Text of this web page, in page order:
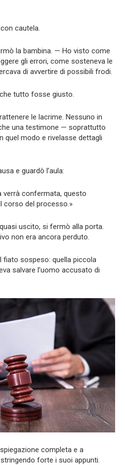
cautela.
la bambina. — Ho visto come
gli errori, come sosteneva le
di avvertire di possibili frodi.
tutto fosse giusto.
le lacrime. Nessuno in
una testimone — soprattutto
quel modo e rivelasse dettagli
e guardò l’aula:
verrà confermata, questo
corso del processo.»
uscito, si fermò alla porta.
non era ancora perduto.
fiato sospeso: quella piccola
salvare l’uomo accusato di
completa e a
forte i suoi appunti.